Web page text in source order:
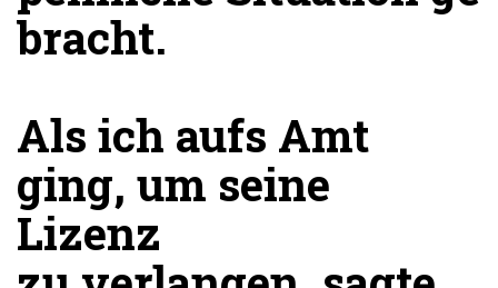
bracht.
Als ich aufs Amt
ging, um seine
Lizenz